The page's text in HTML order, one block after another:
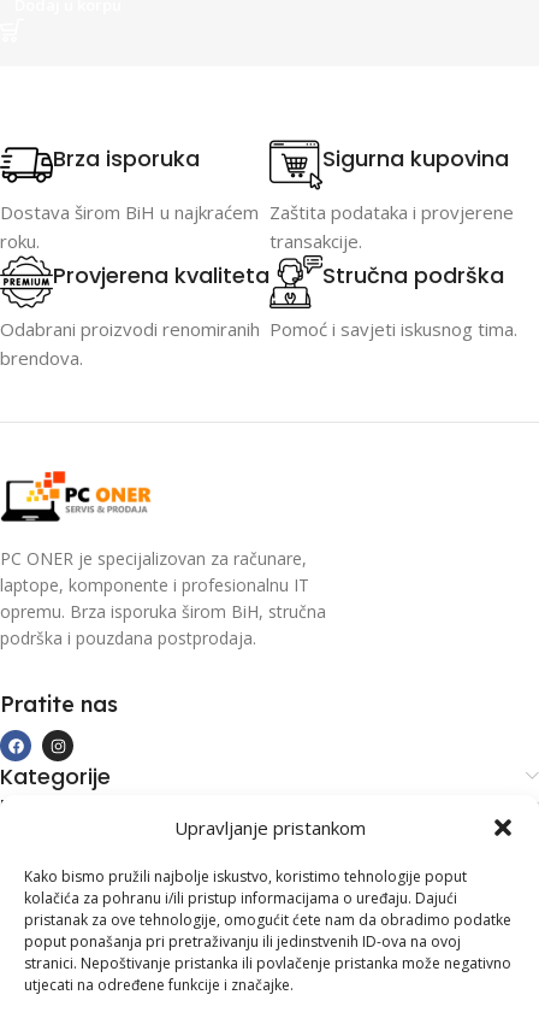
Upravljanje pristankom
Kako bismo pružili najbolje iskustvo, koristimo tehnologije poput
kolačića za pohranu i/ili pristup informacijama o uređaju. Dajući
pristanak za ove tehnologije, omogućit ćete nam da obradimo podatke
poput ponašanja pri pretraživanju ili jedinstvenih ID-ova na ovoj
stranici. Nepoštivanje pristanka ili povlačenje pristanka može negativno
utjecati na određene funkcije i značajke.
Brza isporuka
Dostava širom BiH u najkraćem
roku.
Sigurna kupovina
Zaštita podataka i provjerene
transakcije.
Provjerena kvaliteta
Odabrani proizvodi renomiranih
brendova.
Stručna podrška
Pomoć i savjeti iskusnog tima.
PC ONER je specijalizovan za računare,
laptope, komponente i profesionalnu IT
opremu. Brza isporuka širom BiH, stručna
podrška i pouzdana postprodaja.
Pratite nas
Kategorije
Kupovina i podrška
Kontakt informacije
Branilaca Bosne, 75 300 Lukavac
+387 35 555 999
info@pconer.ba